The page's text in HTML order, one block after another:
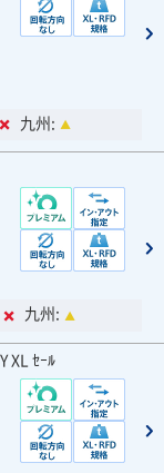
九州:
九州:
XL ｾｰﾙ